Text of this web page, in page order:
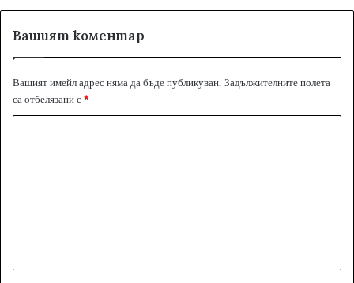
Вашият коментар
Вашият имейл адрес няма да бъде публикуван. Задължителните полета
са отбелязани с*
а